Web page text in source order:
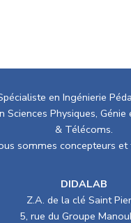
en Ingénierie
Sciences Physiques, Génie
& Télécoms.
sommes concepteurs et
DIDALAB
Z.A. de la clé Saint
5, rue du Groupe